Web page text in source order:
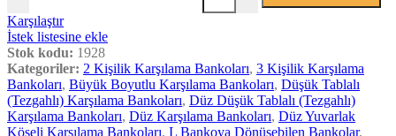
Karşılaştır
İstek listesine ekle
Stok kodu: 1928
Kategoriler: 2 Kişilik Karşılama Bankoları, 3 Kişilik Karşılama
Bankoları, Büyük Boyutlu Karşılama Bankoları, Düşük Tablalı
(Tezgahlı) Karşılama Bankoları, Düz Düşük Tablalı (Tezgahlı)
Karşılama Bankoları, Düz Karşılama Bankoları, Düz Yuvarlak
Köşeli Karşılama Bankoları, L Bankoya Dönüşebilen Bankolar,